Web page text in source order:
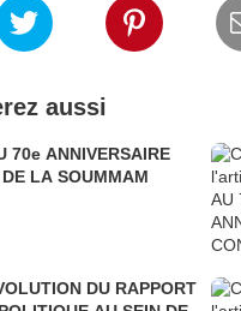
aussi
70e ANNIVERSAIRE
LA SOUMMAM
DU RAPPORT